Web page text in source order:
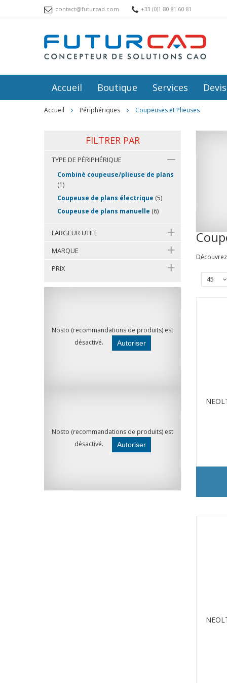
contact@futurcad.com +33 (0)1 80 81 60 81
Accueil Boutique Services Devis
Accueil Périphériques Coupeuses et Plieuses
FILTRER PAR
TYPE DE PÉRIPHÉRIQUE
Combiné coupeuse/plieuse de plans
(1)
Coupeuse de plans électrique (5)
Coupeuse de plans manuelle (6)
LARGEUR UTILE
MARQUE
PRIX
Nosto (recommandations de produits) est
désactivé.
Autoriser
Nosto (recommandations de produits) est
désactivé.
Autoriser
45